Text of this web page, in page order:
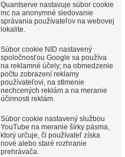
Quantserve nastavuje súbor cookie
mc na anonymné sledovanie
správania používateľov na webovej
lokalite.
Súbor cookie NID nastavený
spoločnosťou Google sa používa
na reklamné účely; na obmedzenie
počtu zobrazení reklamy
používateľovi, na stlmenie
nechcených reklám a na meranie
účinnosti reklám.
Súbor cookie nastavený službou
YouTube na meranie šírky pásma,
ktorý určuje, či používateľ získa
nové alebo staré rozhranie
prehrávača.